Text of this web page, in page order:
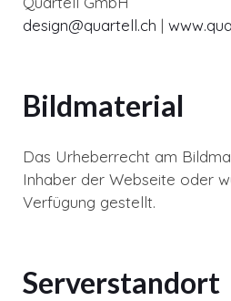
design@quartell.ch |
Bildmaterial
Das Urheberrecht am
Inhaber der Webseite oder
Verfügung gestellt.
Serverstandort